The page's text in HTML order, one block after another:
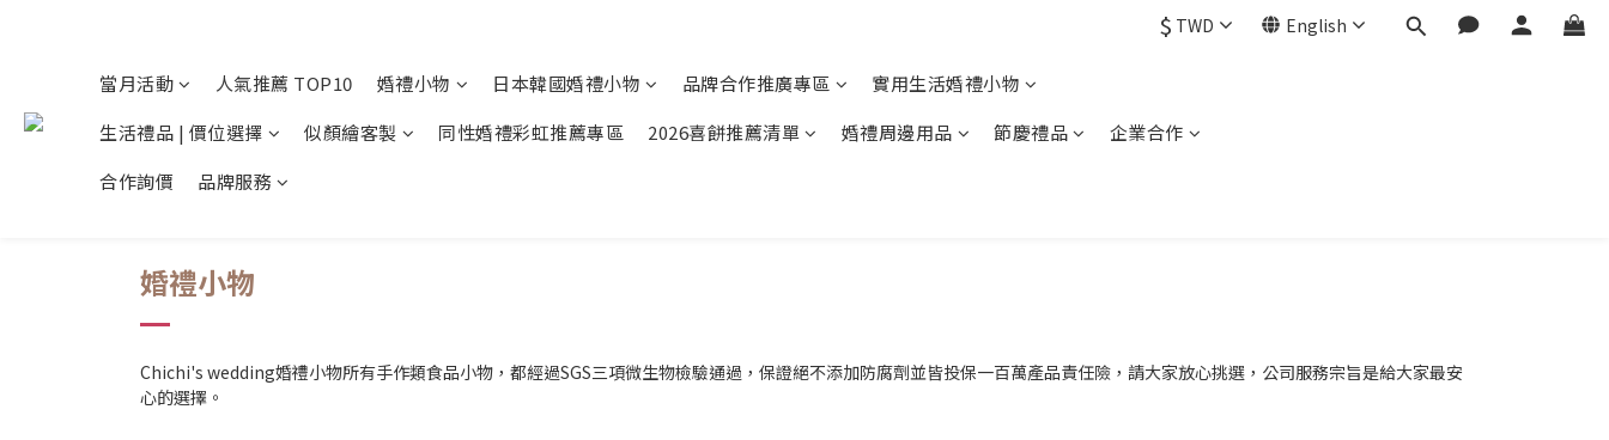
$ TWD English
當月活動 人氣推薦 TOP10 婚禮小物 日本韓國婚禮小物 品牌合作推廣專區
實用生活婚禮小物
生活禮品 | 價位選擇
似顏繪客製 同性婚禮彩虹推薦專區 2026喜餅推薦清單 婚禮周邊用品 節慶禮品
企業合作
合作詢價
品牌服務
婚禮小物
Chichi's wedding婚禮小物所有手作類食品小物，都經過SGS三項微生物檢驗通過，保證絕不添加防腐劑並皆投保一百萬產品責任險，請大家放心挑選，公司服務宗旨是給大家最安
心的選擇。